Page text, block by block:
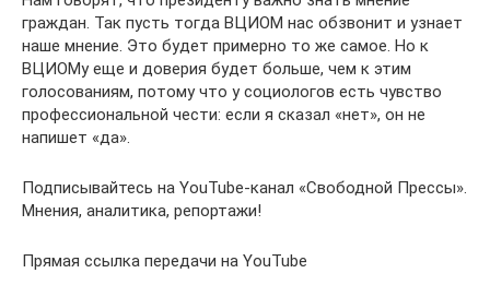
граждан. Так пусть тогда ВЦИОМ нас обзвонит и узнает
наше мнение. Это будет примерно то же самое. Но к
ВЦИОМу еще и доверия будет больше, чем к этим
голосованиям, потому что у социологов есть чувство
профессиональной чести: если я сказал «нет», он не
напишет «да».
Подписывайтесь на YouTube-канал «Свободной Прессы».
Мнения, аналитика, репортажи!
Прямая ссылка передачи на YouTube